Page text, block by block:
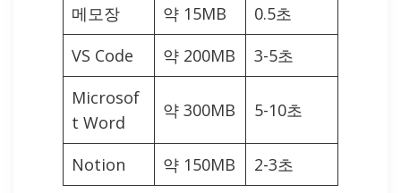
메모장 약 15MB
0.5초
VS Code
약 200MB
3-5초
Microsof
t Word
약 300MB 5-10초
Notion 약 150MB 2-3초